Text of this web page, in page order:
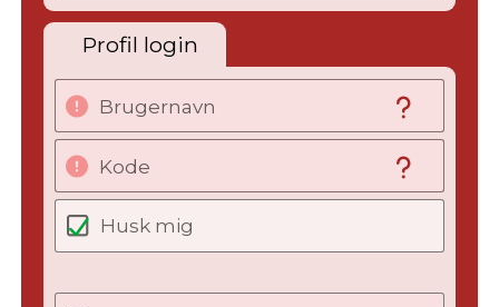
Profil login
Brugernavn
Kode
Husk mig